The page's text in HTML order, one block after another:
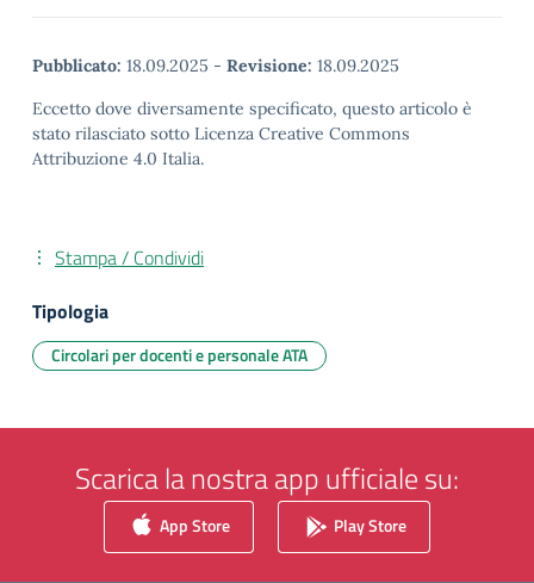
Pubblicato: 18.09.2025 - Revisione: 18.09.2025
Eccetto dove diversamente specificato, questo articolo è
stato rilasciato sotto Licenza Creative Commons
Attribuzione 4.0 Italia.
Stampa / Condividi
Tipologia
Circolari per docenti e personale ATA
Scarica la nostra app ufficiale su:
App Store Play Store